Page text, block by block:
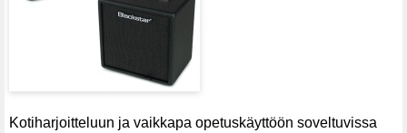
Kotiharjoitteluun ja vaikkapa opetuskäyttöön soveltuvissa